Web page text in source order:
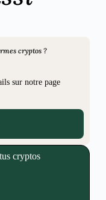
cryptos ?
sur notre page
cryptos